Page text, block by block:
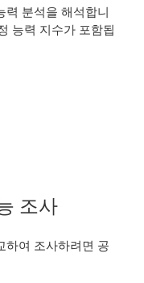
력 분석을 해석합니
능력 지수가 포함됩
조사
하여 조사하려면 공